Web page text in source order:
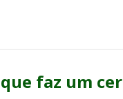
faz um